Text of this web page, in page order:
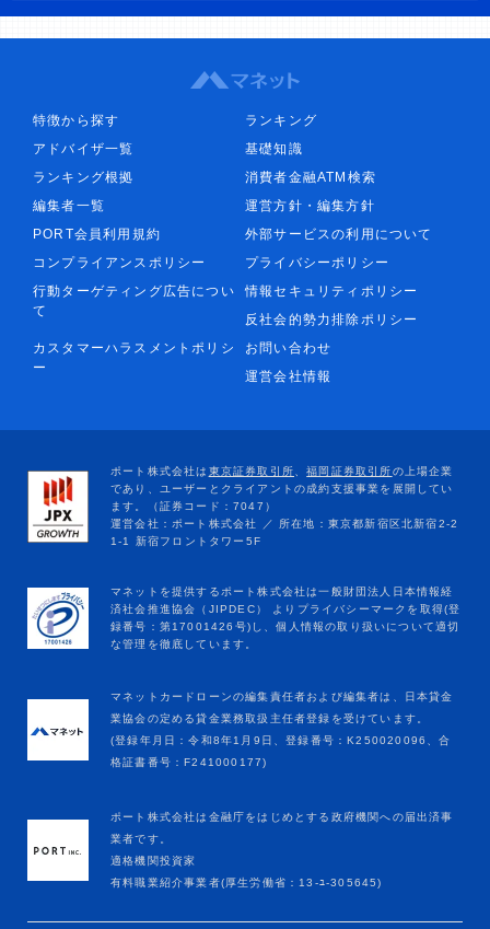
特徴から探す
ランキング
アドバイザ一覧
基礎知識
ランキング根拠
消費者金融ATM検索
編集者一覧
運営方針・編集方針
PORT会員利用規約
外部サービスの利用について
コンプライアンスポリシー
プライバシーポリシー
行動ターゲティング広告につい
て
情報セキュリティポリシー
反社会的勢力排除ポリシー
カスタマーハラスメントポリシ
ー
お問い合わせ
運営会社情報
マネットカードローンの編集責任者および編集者は、日本貸金
業協会の定める貸金業務取扱主任者登録を受けています。
(登録年月日：令和8年1月9日、登録番号：K250020096、合
格証書番号：F241000177)
ポート株式会社は金融庁をはじめとする政府機関への届出済事
業者です。
適格機関投資家
有料職業紹介事業者(厚生労働省：13-ﾕ-305645)